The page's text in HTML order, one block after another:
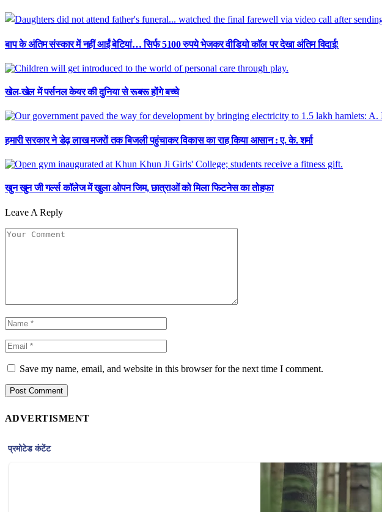
बाप के अंतिम संस्कार में नहीं आईं बेटियां… सिर्फ 5100 रुपये भेजकर वीडियो कॉल पर देखा अंतिम विदाई!
खेल-खेल में पर्सनल केयर की दुनिया से रूबरू होंगे बच्चे
हमारी सरकार ने डेढ़ लाख मजरों तक बिजली पहुंचाकर विकास का राह किया आसान : ए. के. शर्मा
खुन खुन जी गर्ल्स कॉलेज में खुला ओपन जिम, छात्राओं को मिला फिटनेस का तोहफा
Leave A Reply
Save my name, email, and website in this browser for the next time I comment.
ADVERTISMENT